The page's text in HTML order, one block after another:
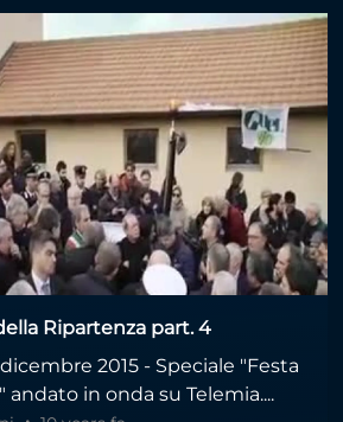
Ripartenza part. 4
2015 - Speciale "Festa
andato in onda su Telemia....